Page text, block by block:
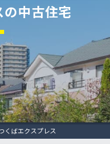
くばエクスプレス
中古住宅